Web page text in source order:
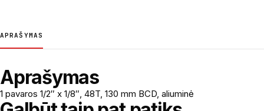
APRAŠYMAS
Aprašymas
1 pavaros 1/2″ x 1/8″, 48T, 130 mm BCD, aliuminė